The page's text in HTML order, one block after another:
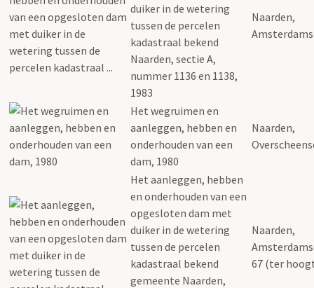
duiker in de wetering
tussen de percelen
kadastraal bekend
Naarden, sectie A,
nummer 1136 en 1138,
1983
Naarden,
Het wegruimen en
aanleggen, hebben en
onderhouden van een
dam, 1980
Naarden,
Het aanleggen, hebben
en onderhouden van een
opgesloten dam met
duiker in de wetering
tussen de percelen
kadastraal bekend
gemeente Naarden,
Naarden,
67 (ter